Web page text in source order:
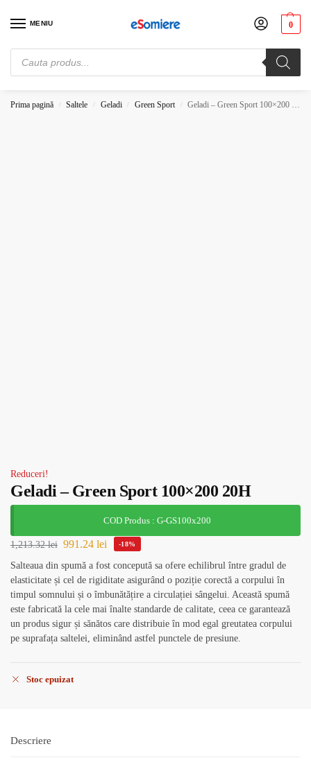
MENIU 0
Cauți somiere de pat? Vezi preturile de producator. Alege-ți somiera potrivită.
Comandă acum!
Prima pagină / Saltele / Geladi / Green Sport / Geladi – Green Sport 100×200 20H
Reduceri!
Geladi – Green Sport 100×200 20H
COD Produs : G-GS100x200
1,213.32lei 991.24 lei -18%
Salteaua din spumă a fost concepută sa ofere echilibrul între gradul de
elasticitate și cel de rigiditate asigurând o poziție corectă a corpului în
timpul somnului și o îmbunătățire a circulației sângelui. Această spumă
este fabricată la cele mai înalte standarde de calitate, ceea ce garantează
un produs sigur și sănătos care distribuie în mod egal greutatea corpului
pe suprafața saltelei, eliminând astfel punctele de presiune.
Stoc epuizat
Descriere